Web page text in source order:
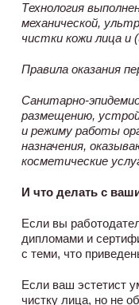
Технология
механической,
чистки кожи лица и
Правила оказания
Санитарно-
размещению,
и режиму работы
назначения,
косметические
И что делать с
Если вы
дипломами и
с теми, что
Если ваш эстетист
чистку лица, но не